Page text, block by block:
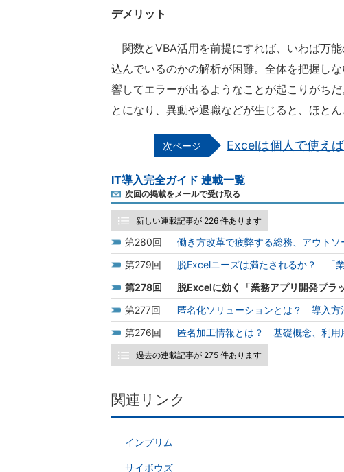
デメリット
関数とVBA活用を前提にすれば、いわば万
込んでいるのかの解析が困難。全体を把握し
響してエラーが出るようなことが起こりがち
とになり、異動や退職などが生じると、ほと
Excelは個人で使え
IT導入完全ガイド 連載一覧
次回の掲載をメールで受け取る
新しい連載記事が 226 件あります
280
働き方改革で疲弊する総務、アウトソ
279
脱Excelニーズは満たされるか？ 「
278
脱Excelに効く「業務アプリ開発プラ
277
匿名化ソリューションとは？ 導入方
276
匿名加工情報とは？ 基礎概念、利用
過去の連載記事が 275 件あります
関連リンク
インプリム
サイボウズ